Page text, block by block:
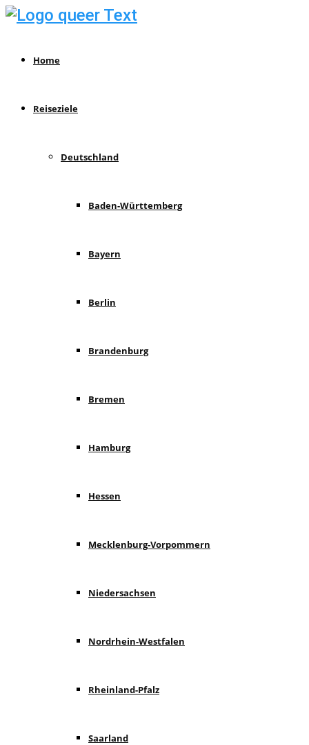
Home
Reiseziele
Deutschland
Baden-Württemberg
Bayern
Berlin
Brandenburg
Bremen
Hamburg
Hessen
Mecklenburg-Vorpommern
Niedersachsen
Nordrhein-Westfalen
Rheinland-Pfalz
Saarland